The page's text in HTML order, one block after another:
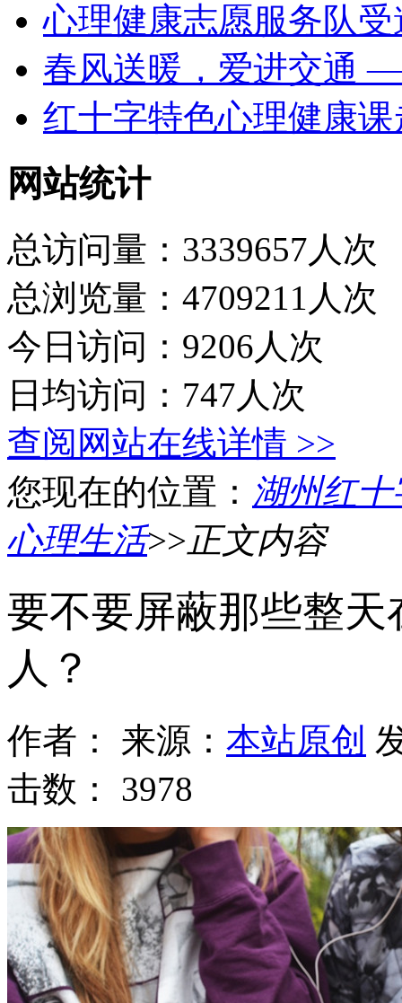
心理健康志愿服务队
春风送暖，爱进交
红十字特色心理健康
网站统计
总访问量：3339657人次
总浏览量：4709211人次
今日访问：9206人次
日均访问：747人次
查阅网站在线详情 >>
您现在的位置： 湖州红
心理生活>>正文内容
要不要屏蔽那些整
人？
作者： 来源： 本站原创
击数： 3978